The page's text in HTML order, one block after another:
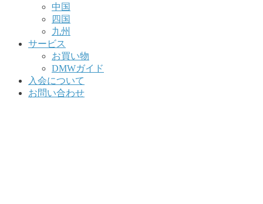
中国
四国
九州
サービス
お買い物
DMWガイド
入会について
お問い合わせ